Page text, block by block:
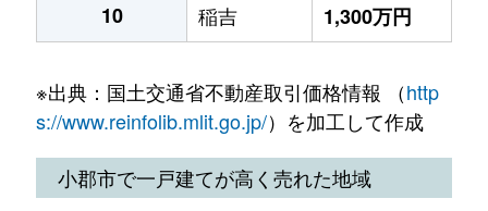
10
稲吉 1,300万円
※出典：国土交通省不動産取引価格情報 （http
s://www.reinfolib.mlit.go.jp/）を加工して作成
小郡市で一戸建てが高く売れた地域